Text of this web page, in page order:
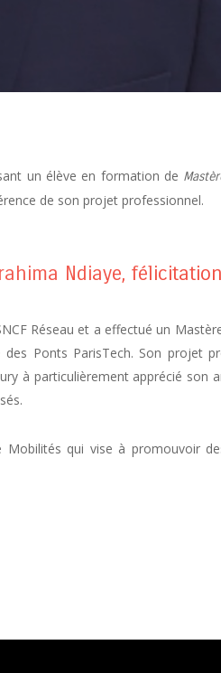
un élève en formation de
de son projet professionnel.
Ndiaye,
Réseau et a effectué un
des Ponts ParisTech. Son projet
à particulièrement apprécié son
Mobilités qui vise à promouvoir